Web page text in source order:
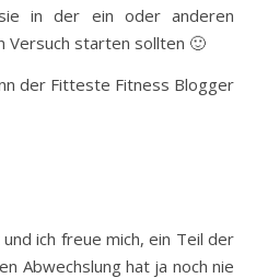
in der ein oder anderen
Versuch starten sollten 🙂
der Fitteste Fitness Blogger
ich freue mich, ein Teil der
Abwechslung hat ja noch nie